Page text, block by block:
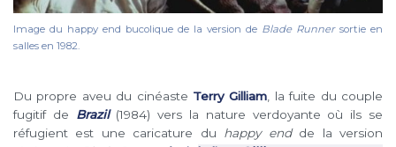
Image du happy end bucolique de la version de Blade Runnersortie en
salles en 1982.
Du propre aveu du cinéaste Terry Gilliam , la fuite du couple
fugitif de Brazil(1984) vers la nature verdoyante où ils se
réfugient est une caricature du happy end de la version